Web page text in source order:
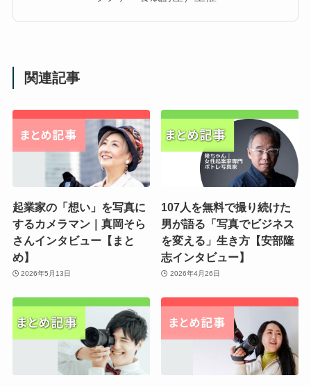
関連記事
起業家の「想い」を写真に
するカメラマン｜真岡そら
さんインタビュー【まと
め】
2026年5月13日
107人を無料で撮り続けた
男が語る「写真でビジネス
を変える」生き方【安部隆
志インタビュー】
2026年4月26日